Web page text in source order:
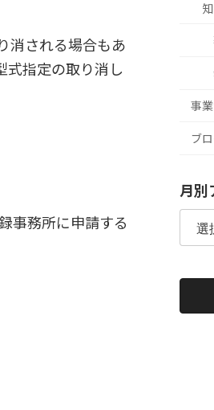
消される場合もあ
式指定の取り消し
事務所に申請する
事
ブ
月別